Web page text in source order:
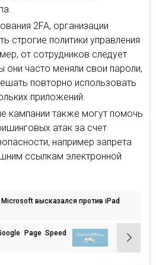
2FA, организации
строгие политики управления
от сотрудников следует
они часто меняли свои пароли,
повторно использовать
приложений.
кампании также могут помочь
атак за счет
например запрета
ссылкам электронной
Microsoft высказался против iPad
Page Speed